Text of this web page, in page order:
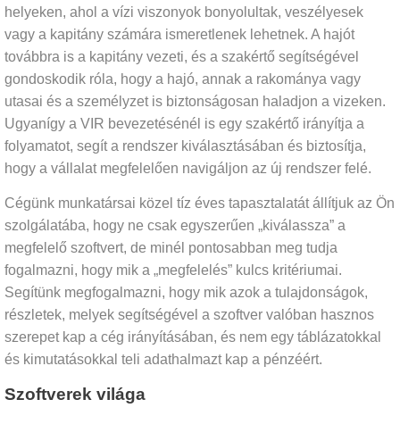
helyeken, ahol a vízi viszonyok bonyolultak, veszélyesek
vagy a kapitány számára ismeretlenek lehetnek. A hajót
továbbra is a kapitány vezeti, és a szakértő segítségével
gondoskodik róla, hogy a hajó, annak a rakománya vagy
utasai és a személyzet is biztonságosan haladjon a vizeken.
Ugyanígy a VIR bevezetésénél is egy szakértő irányítja a
folyamatot, segít a rendszer kiválasztásában és biztosítja,
hogy a vállalat megfelelően navigáljon az új rendszer felé.
Cégünk munkatársai közel tíz éves tapasztalatát állítjuk az Ön
szolgálatába, hogy ne csak egyszerűen „kiválassza” a
megfelelő szoftvert, de minél pontosabban meg tudja
fogalmazni, hogy mik a „megfelelés” kulcs kritériumai.
Segítünk megfogalmazni, hogy mik azok a tulajdonságok,
részletek, melyek segítségével a szoftver valóban hasznos
szerepet kap a cég irányításában, és nem egy táblázatokkal
és kimutatásokkal teli adathalmazt kap a pénzéért.
Szoftverek világa